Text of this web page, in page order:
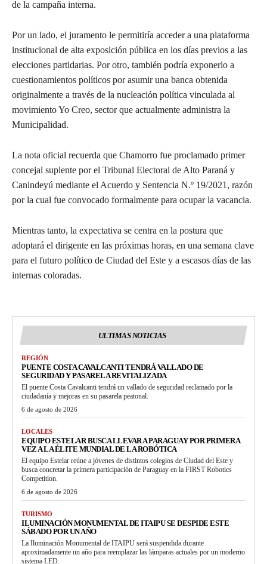
de la campaña interna.
Por un lado, el juramento le permitiría acceder a una plataforma
institucional de alta exposición pública en los días previos a las
elecciones partidarias. Por otro, también podría exponerlo a
cuestionamientos políticos por asumir una banca obtenida
originalmente a través de la nucleación política vinculada al
movimiento Yo Creo, sector que actualmente administra la
Municipalidad.
La nota oficial recuerda que Chamorro fue proclamado primer
concejal suplente por el Tribunal Electoral de Alto Paraná y
Canindeyú mediante el Acuerdo y Sentencia N.º 19/2021, razón
por la cual fue convocado formalmente para ocupar la vacancia.
Mientras tanto, la expectativa se centra en la postura que
adoptará el dirigente en las próximas horas, en una semana clave
para el futuro político de Ciudad del Este y a escasos días de las
internas coloradas.
ULTIMAS NOTICIAS
REGIÓN
PUENTE COSTA CAVALCANTI TENDRÁ VALLADO DE
SEGURIDAD Y PASARELA REVITALIZADA
El puente Costa Cavalcanti tendrá un vallado de seguridad reclamado por la
ciudadanía y mejoras en su pasarela peatonal.
6 de agosto de 2026
LOCALES
EQUIPO ESTELAR BUSCA LLEVAR A PARAGUAY POR PRIMERA
VEZ A LA ÉLITE MUNDIAL DE LA ROBÓTICA
El equipo Estelar reúne a jóvenes de distintos colegios de Ciudad del Este y
busca concretar la primera participación de Paraguay en la FIRST Robotics
Competition.
6 de agosto de 2026
TURISMO
ILUMINACIÓN MONUMENTAL DE ITAIPU SE DESPIDE ESTE
SÁBADO POR UN AÑO
La Iluminación Monumental de ITAIPU será suspendida durante
aproximadamente un año para reemplazar las lámparas actuales por un moderno
sistema LED.